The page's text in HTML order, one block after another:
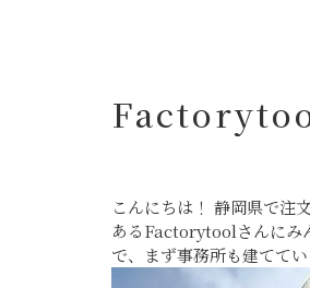
こんにちは！ 静岡県で注
あるFactorytoolさんにみ
で、まず事務所も建てて